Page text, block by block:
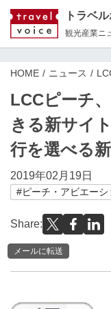
トラベ
観光産業ニ
HOME ニュース
LCCピーチ
きる新サイ
行を選べる
2019年02月19日
#ピーチ・アビエーシ
Share:
メールに転送